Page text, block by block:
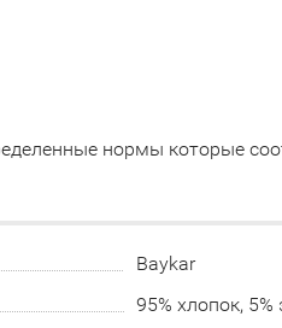
нормы которые
Baykar
95% хлопок, 5%